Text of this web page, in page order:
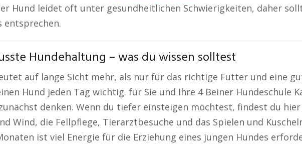
Hund leidet oft unter gesundheitlichen Schwierigkeiten, daher
entsprechen.
Hundehaltung – was du wissen solltest
auf lange Sicht mehr, als nur für das richtige Futter und eine
Hund jeden Tag wichtig. für Sie und Ihre 4 Beiner Hundeschule
denken. Wenn du tiefer einsteigen möchtest, findest du
Wind, die Fellpflege, Tierarztbesuche und das Spielen und
ist viel Energie für die Erziehung eines jungen Hundes